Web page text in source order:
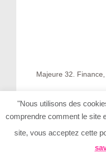
Majeure 32.
"Nous utilisons des
comprendre comment le site
site, vous acceptez cette